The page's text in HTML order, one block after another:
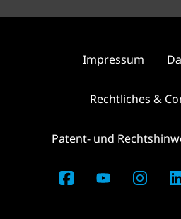
Impressum
Rechtliches &
Patent- und